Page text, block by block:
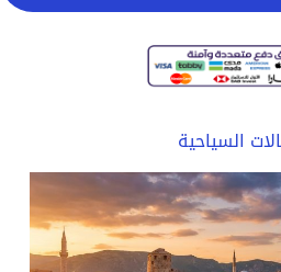
السياحية